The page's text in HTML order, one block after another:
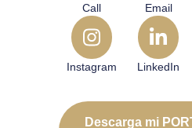
Call Email
Instagram LinkedIn
Descarga mi